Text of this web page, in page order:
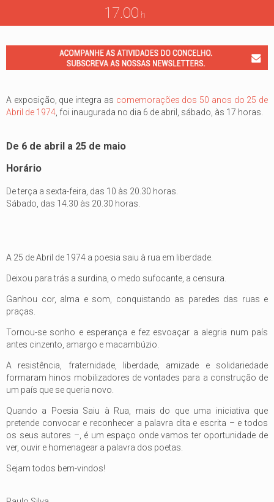
17.00 h
A exposição, que integra as comemorações dos 50 anos do 25 de
Abril de 1974 , foi inaugurada no dia 6 de abril, sábado, às 17 horas.
De 6 de abril a 25 de maio
Horário
De terça a sexta-feira, das 10 às 20.30 horas.
Sábado, das 14.30 às 20.30 horas.
A 25 de Abril de 1974 a poesia saiu à rua em liberdade.
Deixou para trás a surdina, o medo sufocante, a censura.
Ganhou cor, alma e som, conquistando as paredes das ruas e
praças.
Tornou-se sonho e esperança e fez esvoaçar a alegria num país
antes cinzento, amargo e macambúzio.
A resistência, fraternidade, liberdade, amizade e solidariedade
formaram hinos mobilizadores de vontades para a construção de
um país que se queria novo.
Quando a Poesia Saiu à Rua, mais do que uma iniciativa que
pretende convocar e reconhecer a palavra dita e escrita – e todos
os seus autores –, é um espaço onde vamos ter oportunidade de
ver, ouvir e homenagear a palavra dos poetas.
Sejam todos bem-vindos!